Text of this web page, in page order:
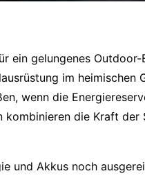
gelungenes
im
wenn die
die Kraft
und Akkus noch